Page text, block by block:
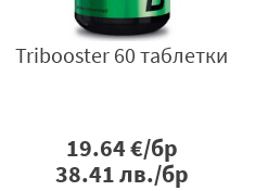
Tribooster 60 таблетки
19.64€/бр
38.41лв./бр